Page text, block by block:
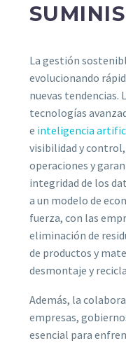
La gestión
evolucionando
nuevas tendencias.
tecnologías
e inteligencia
visibilidad y
operaciones y
integridad de los
a un modelo de
fuerza, con las
eliminación de
de productos y
desmontaje y
Además, la
empresas,
esencial para